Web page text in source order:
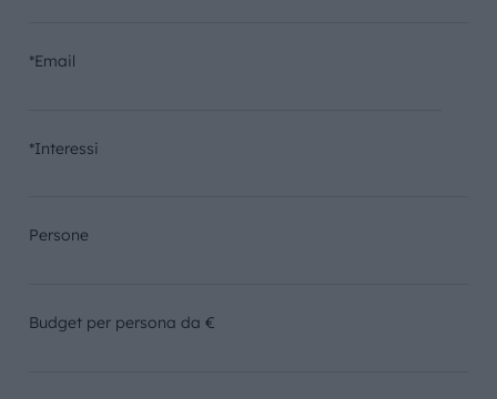
*Email
*Interessi
Persone
Budget per persona da €